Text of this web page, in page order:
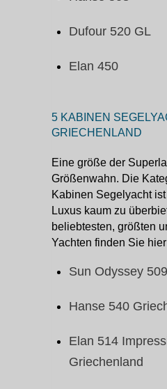
Dufour 520 GL
Elan 450
5 KABINEN
GRIECHENLAND
Eine größe der
Größenwahn. Die
Kabinen Segelyacht
Luxus kaum zu
beliebtesten, größten
Yachten finden Sie
Sun Odyssey
Hanse 540
Elan 514
Griechenland